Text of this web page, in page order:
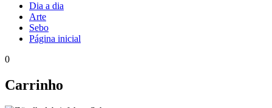
Dia a dia
Arte
Sebo
Página inicial
0
Carrinho